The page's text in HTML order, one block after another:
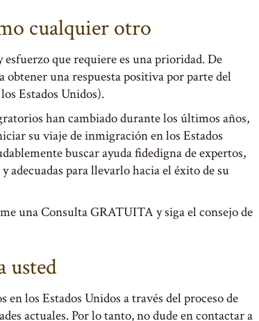
cualquier otro
que requiere es una prioridad. De
obtener una respuesta positiva por parte del
Estados Unidos).
han cambiado durante los últimos años,
su viaje de inmigración en los Estados
buscar ayuda fidedigna de expertos,
adecuadas para llevarlo hacia el éxito de su
una Consulta GRATUITA y siga el consejo de
usted
los Estados Unidos a través del proceso de
actuales. Por lo tanto, no dude en contactar a